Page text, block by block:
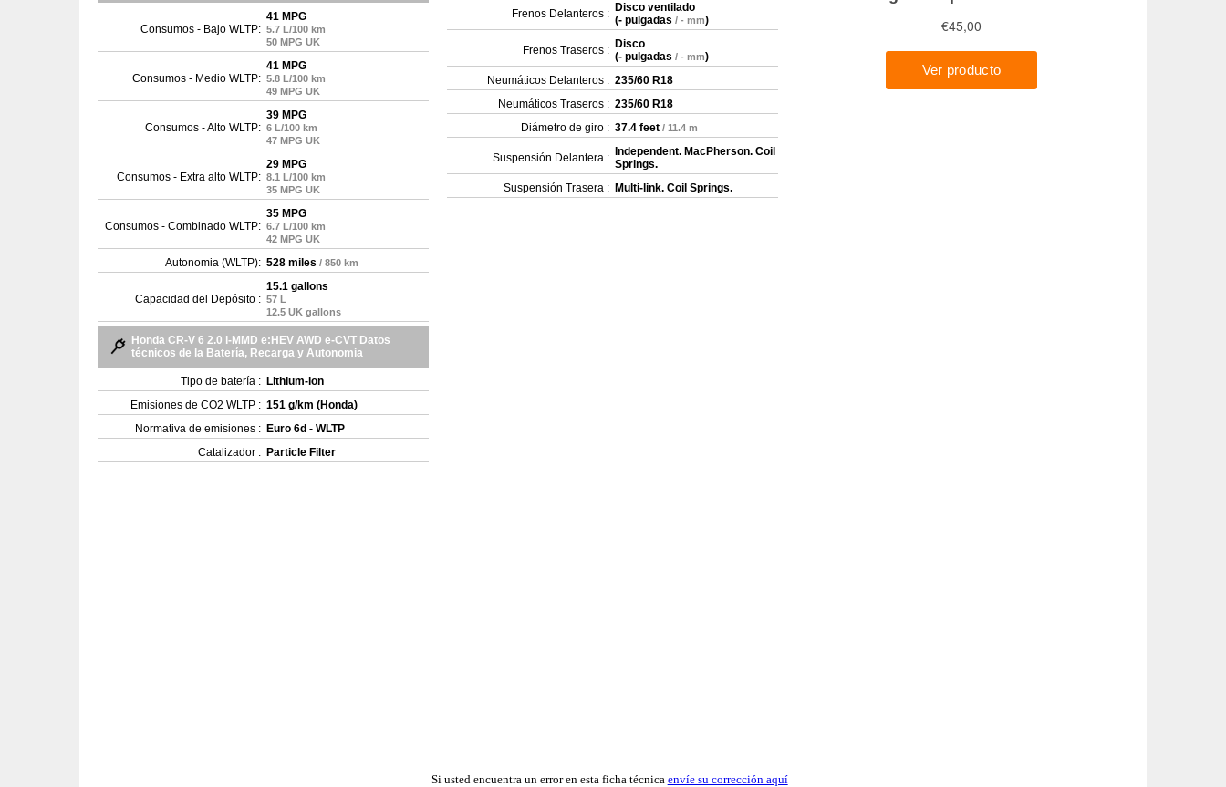
Consumos - Bajo WLTP:
41 MPG
5.7 L/100 km
50 MPG UK
Consumos - Medio WLTP:
41 MPG
5.8 L/100 km
49 MPG UK
Consumos - Alto WLTP:
39 MPG
6 L/100 km
47 MPG UK
Consumos - Extra alto WLTP:
29 MPG
8.1 L/100 km
35 MPG UK
Consumos - Combinado WLTP:
35 MPG
6.7 L/100 km
42 MPG UK
Autonomia (WLTP): 528 miles / 850 km
Capacidad del Depósito :
15.1 gallons
57 L
12.5 UK gallons
Honda CR-V 6 2.0 i-MMD e:HEV AWD e-CVT Datos
técnicos de la Batería, Recarga y Autonomia
Tipo de batería : Lithium-ion
Emisiones de CO2 WLTP : 151 g/km (Honda)
Normativa de emisiones : Euro 6d - WLTP
Catalizador : Particle Filter
Frenos Delanteros : Disco ventilado
(- pulgadas / - mm)
Frenos Traseros : Disco
(- pulgadas / - mm)
Neumáticos Delanteros : 235/60 R18
Neumáticos Traseros : 235/60 R18
Diámetro de giro : 37.4 feet / 11.4 m
Suspensión Delantera :
Independent. MacPherson. Coil
Springs.
Suspensión Trasera : Multi-link. Coil Springs.
Si usted encuentra un error en esta ficha técnica envíe su corrección aquí